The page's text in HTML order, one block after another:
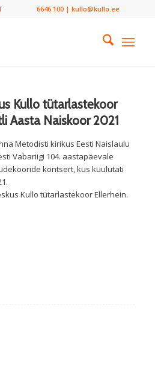
6646 100 | kullo@kullo.ee
Kullo tütarlastekoor
Aasta Naiskoor 2021
Metodisti kirikus Eesti Naislaulu
Vabariigi 104. aastapäevale
kontsert, kus kuulutati
Kullo tütarlastekoor Ellerhein.